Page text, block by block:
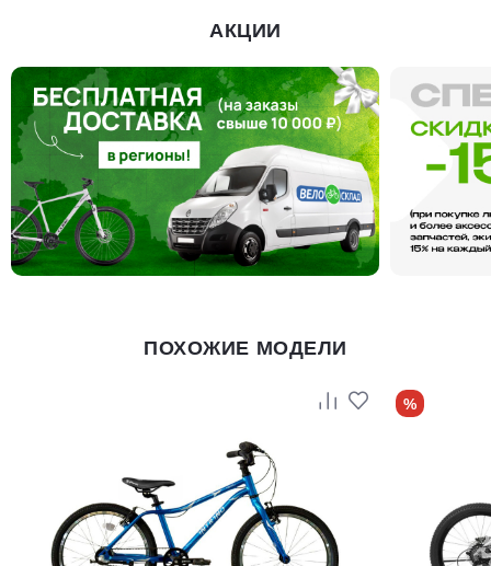
АКЦИИ
ПОХОЖИЕ МОДЕЛИ
%